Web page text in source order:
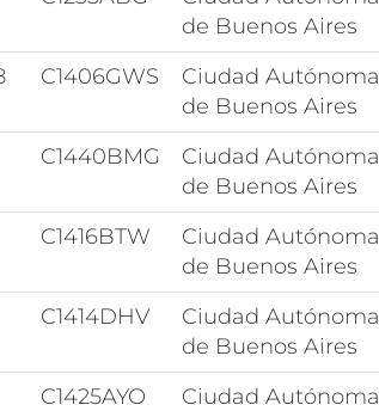
de Buenos Aires
C1406GWS
Ciudad Autónoma
de Buenos Aires
C1440BMG
Ciudad Autónoma
de Buenos Aires
C1416BTW
Ciudad Autónoma
de Buenos Aires
C1414DHV
Ciudad Autónoma
de Buenos Aires
C1425AYO
Ciudad Autónoma